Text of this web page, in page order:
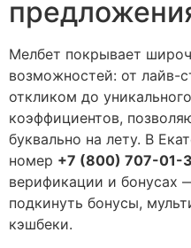
Мелбет покрывает
возможностей: от лайв-
откликом до
коэффициентов,
буквально на лету. В
номер +7 (800) 707-01-
верификации и бонусах
подкинуть бонусы,
кэшбеки.